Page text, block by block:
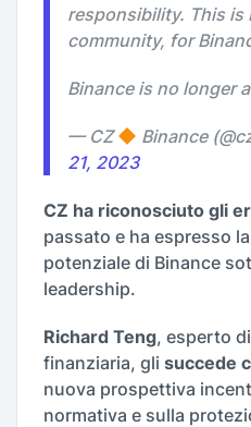
responsibility. This is
community, for
Binance is no longer
— CZ Binance
21, 2023
CZ ha riconosciuto gli
passato e ha espresso
potenziale di Binance
leadership.
Richard Teng, esperto
finanziaria, gli succede
nuova prospettiva
normativa e sulla